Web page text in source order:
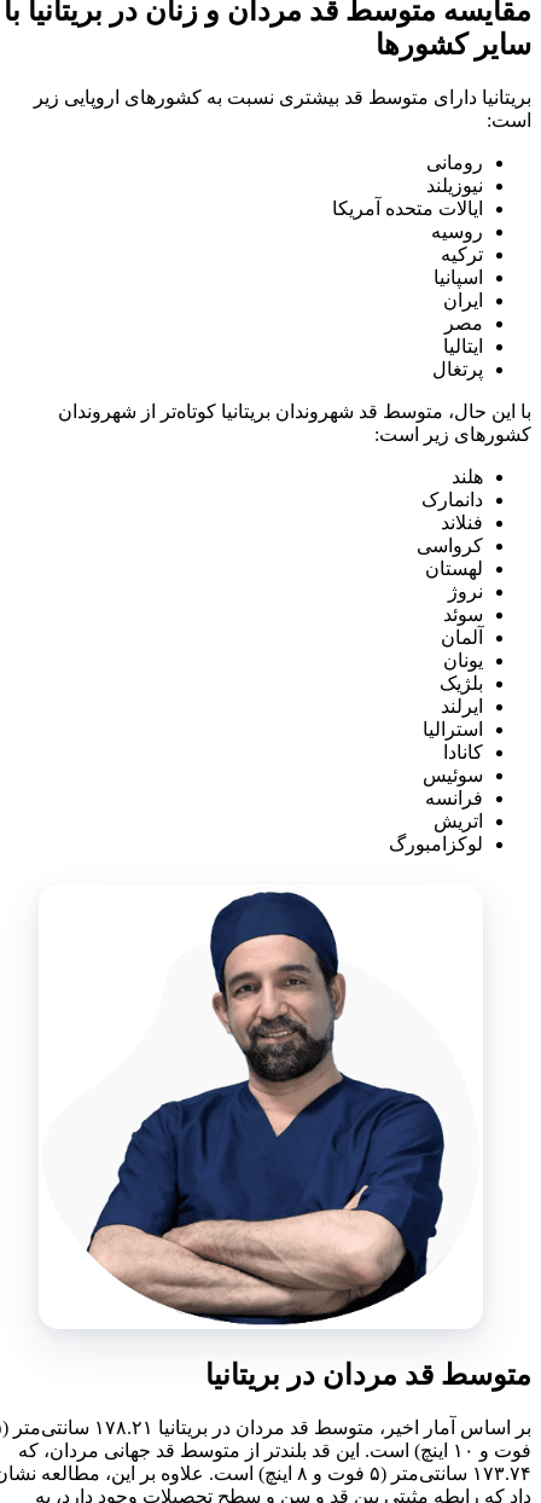
مقایسه متوسط قد مردان و زنان در بریتانیا با
سایر کشورها
بریتانیا دارای متوسط قد بیشتری نسبت به کشورهای اروپایی زیر
است:
رومانی
نیوزیلند
ایالات متحده آمریکا
روسیه
ترکیه
اسپانیا
ایران
مصر
ایتالیا
پرتغال
با این حال، متوسط قد شهروندان بریتانیا کوتاه‌تر از شهروندان
کشورهای زیر است:
هلند
دانمارک
فنلاند
کرواسی
لهستان
نروژ
سوئد
آلمان
یونان
بلژیک
ایرلند
استرالیا
کانادا
سوئیس
فرانسه
اتریش
لوکزامبورگ
متوسط قد مردان در بریتانیا
بر اساس آمار اخیر، متوسط قد مردان در بریتانیا ۱۷۸.۲۱ سانتی‌متر (۵
فوت و ۱۰ اینچ) است. این قد بلندتر از متوسط قد جهانی مردان، که
۱۷۳.۷۴ سانتی‌متر (۵ فوت و ۸ اینچ) است. علاوه بر این، مطالعه نشان
داد که رابطه مثبتی بین قد و سن و سطح تحصیلات وجود دارد، به